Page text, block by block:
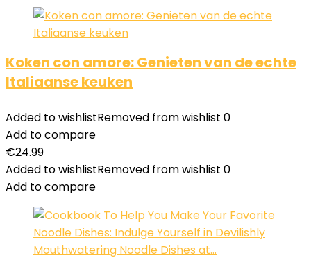
Koken con amore: Genieten van de echte
Italiaanse keuken
Added to wishlistRemoved from wishlist 0
Add to compare
€24.99
Added to wishlistRemoved from wishlist 0
Add to compare